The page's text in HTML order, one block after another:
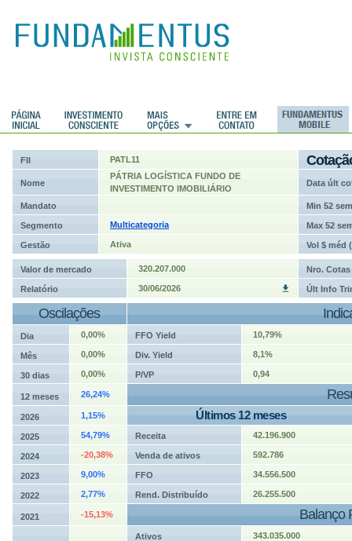
FII PATL11
Nome
PÁTRIA LOGÍSTICA FUNDO DE
INVESTIMENTO IMOBILIÁRIO
Data últ
Mandato Min 52 sem
Segmento Multicategoria Max 52
Gestão Ativa Vol $ méd
Valor de mercado 320.207.000 Nro. Cotas
Relatório 30/06/2026 Últ Info
Oscilações
Dia 0,00% FFO Yield 10,79%
Mês 0,00% Div. Yield 8,1%
30 dias 0,00% P/VP 0,94
12 meses 26,24%
2026 1,15% Últimos 12 meses
2025 54,79% Receita 42.196.900
2024 -20,38% Venda de ativos 592.786
2023 9,00% FFO 34.556.500
2022 2,77% Rend. Distribuído 26.255.500
2021 -15,13% Balanço
Ativos 343.035.000